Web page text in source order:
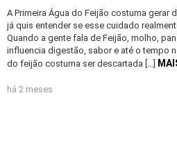
A Primeira Água do Feijão costuma gerar
já quis entender se esse cuidado
Quando a gente fala de Feijão, molho,
influencia digestão, sabor e até o tempo
do feijão costuma ser descartada […]
há 2 meses